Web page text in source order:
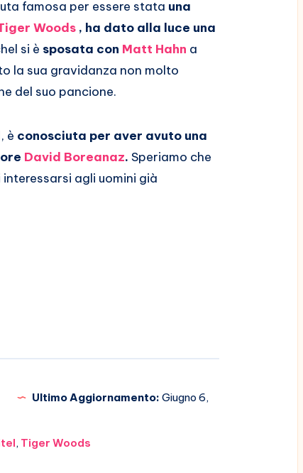
famosa per essere stata una
Woods , ha dato alla luce una
si è sposata con Matt Hahn a
la sua gravidanza non molto
del suo pancione.
è conosciuta per aver avuto una
David Boreanaz. Speriamo che
agli uomini già
Ultimo Aggiornamento: Giugno 6,
, Tiger Woods